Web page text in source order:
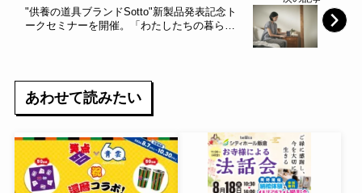
"供養の道具ブランドSotto"新製品発表記念ト
ークセミナーを開催。「わたしたちの暮らし
あわせて読みたい